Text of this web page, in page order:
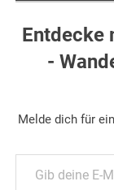
Entdecke
-
Melde dich für
Gib deine E-Mail-Adresse ein ...